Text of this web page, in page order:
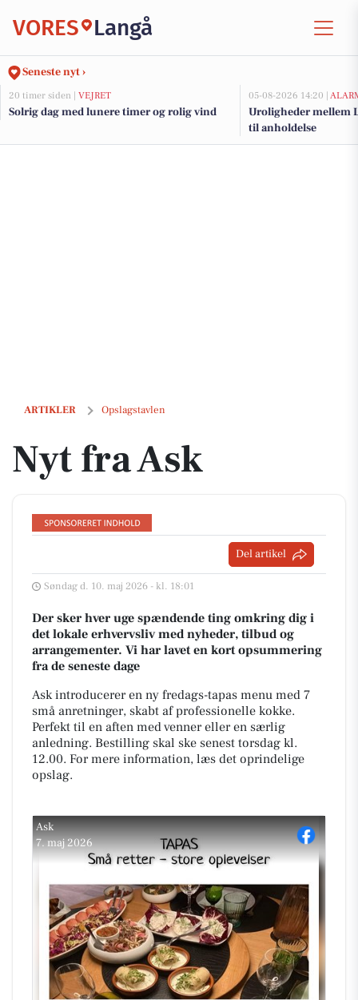
VORES Langå
Seneste nyt ›
20 timer siden | VEJRET
Solrig dag med lunere timer og rolig vind
05-08-2026 14:20 |
Uroligheder mellem
til anholdelse
ARTIKLER Opslagstavlen
Nyt fra Ask
Nyt fra Ask
Del artikel
Søndag d. 10. maj 2026 - kl. 18:01
Der sker hver uge spændende ting omkring dig i
det lokale erhvervsliv med nyheder, tilbud og
arrangementer. Vi har lavet en kort opsummering
fra de seneste dage
Ask introducerer en ny fredags-tapas menu med 7
små anretninger, skabt af professionelle kokke.
Perfekt til en aften med venner eller en særlig
anledning. Bestilling skal ske senest torsdag kl.
12.00. For mere information, læs det oprindelige
opslag.
Ask
7. maj 2026